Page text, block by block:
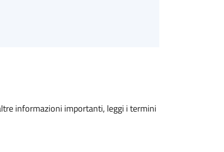
informazioni importanti, leggi i termini